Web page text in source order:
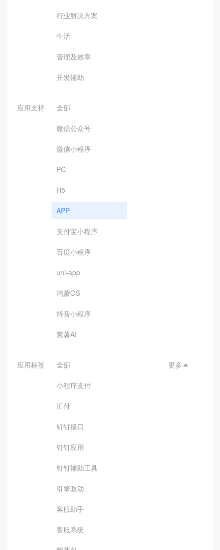
行业解决方案
生活
管理及效率
开发辅助
应用支持 全部
微信公众号
微信小程序
PC
H5
APP
支付宝小程序
百度小程序
uni-app
鸿蒙OS
抖音小程序
紫薯AI
应用标签 全部
小程序支付
汇付
钉钉接口
钉钉应用
钉钉辅助工具
引擎驱动
客服助手
客服系统
更多 